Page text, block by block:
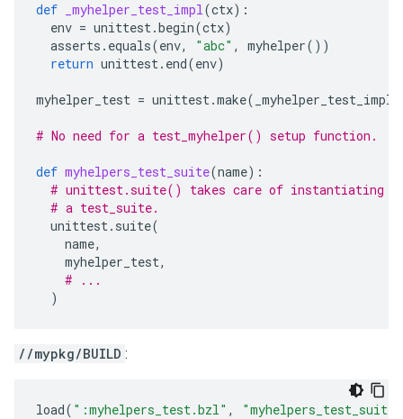
def _myhelper_test_impl(ctx):
env = unittest.begin(ctx)
asserts . equals(env, "abc" , myhelper())
return unittest. end(env)
myhelper_test = unittest.make( _myhelper_test_impl
# No need for a test_myhelper() setup function.
def myhelpers_test_suite(name):
# unittest.suite() takes care of instantiating
# a test_suite.
unittest. suite(
name,
myhelper_test,
# ...
)
//mypkg/BUILD :
load( ":myhelpers_test.bzl" , "myhelpers_test_suite"